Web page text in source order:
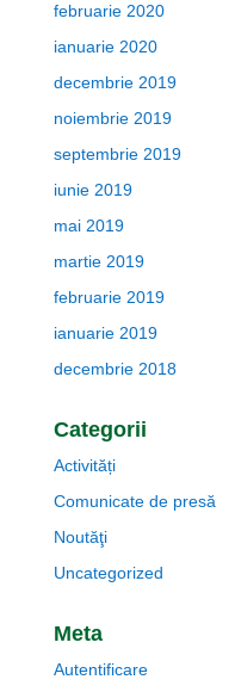
februarie 2020
ianuarie 2020
decembrie 2019
noiembrie 2019
septembrie 2019
iunie 2019
mai 2019
martie 2019
februarie 2019
ianuarie 2019
decembrie 2018
Categorii
Activități
Comunicate de presă
Noutăţi
Uncategorized
Meta
Autentificare